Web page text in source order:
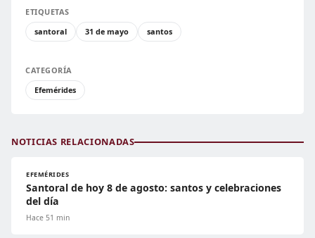
ETIQUETAS
santoral
31 de mayo santos
CATEGORÍA
Efemérides
NOTICIAS RELACIONADAS
EFEMÉRIDES
Santoral de hoy 8 de agosto: santos y celebraciones
del día
Hace 51 min